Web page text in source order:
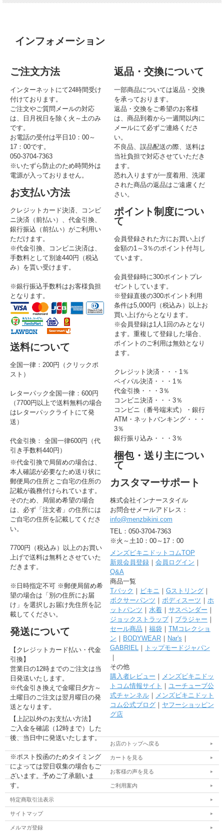
インフォメーション
ご注文方法
インターネットにて24時間受け
付けております。
ご注文やご質問メールの対応
は、日月祝日を除く火～土のみ
です。
お電話の受付は平日10：00～
17：00です。
050-3704-7363
※いたずら防止のため時間外は
電源が入っておりません。
お支払い方法
クレジットカード決済、コンビ
ニ決済（前払い）、代金引換、
銀行振込（前払い）がご利用い
ただけます。
※代金引換、コンビニ決済は、
手数料として別途440円（税込
み）を貰い受けます。
※銀行振込手数料はお客様負担
となります。
送料について
全国一律：200円（クリックポ
スト）
レターパック全国一律：600円
（7700円以上で送料無料の場合
はレターパックライトにて発
送）
代金引換： 全国一律600円（代
引き手数料440円）
※代金引換で局留めの場合は、
本人確認が必要なため送り状に
郵便局の住所とご自宅の住所の
記載が義務付けられています。
そのため、局留め希望の場合
は、必ず「注文者」の住所には
ご自宅の住所を記載してくださ
い。
7700円（税込み）以上のお買い
上げで送料は無料とさせていた
だきます。
※日時指定不可 ※郵便局留め希
望の場合は「別の住所にお届
け」を選択しお届け先住所を記
載してください。
発送について
【クレジットカード払い・代金
引換】
営業日の12時までのご注文は当
日発送いたします。
※代金引き換えで金曜日夕方～
土曜日のご注文は翌月曜日の発
送となります。
【上記以外のお支払い方法】
ご入金を確認（12時まで）した
後、当日中に発送いたします。
※ポスト投函のためタイミング
によっては翌日収集の場合もご
ざいます。予めご了承願いま
す。
返品・交換について
一部商品については返品・交換
を承っております。
返品・交換をご希望のお客様
は、商品到着から一週間以内に
メールにて必ずご連絡くださ
い。
不良品、誤品配送の際、送料は
当社負担で対応させていただき
ます。
恐れ入りますが一度着用、洗濯
された商品の返品はご遠慮くだ
さい。
ポイント制度につい
て
会員登録された方にお買い上げ
金額の1～3％のポイント付与し
ています。
会員登録時に300ポイントプレ
ゼントしています。
※登録直後の300ポイント利用
条件は5,000円（税込み）以上お
買い上げからとなります。
※会員登録は1人1回のみとなり
ます。重複して登録した場合、
ポイントのご利用は無効となり
ます。
クレジット決済・・・1％
ペイパル決済・・・1％
代金引換・・・3％
コンビニ決済・・・3％
コンビニ（番号端末式）・銀行
ATM・ネットバンキング・・・
3％
銀行振り込み・・・3％
梱包・送り主につい
て
カスタマーサポート
株式会社インナースタイル
お問合せメールアドレス：
info@menzbikini.com
TEL：050-3704-7363
※火～土10：00～17：00
メンズビキニドットコムTOP
新規会員登録｜ 会員ログイン ｜
Q&A
商品一覧
Tバック ｜ ビキニ ｜ Gストリング｜
ボクサーパンツ ｜ ボディスーツ ｜ ホ
ットパンツ ｜ 水着｜ サスペンダー ｜
ジョックストラップ｜ ブラジャー ｜
セール商品 ｜ 福袋｜ TMコレクショ
ン ｜ BODYWEAR｜ Nar's ｜
GABRIEL｜
トップモードジャパン
｜
その他
購入者レビュー ｜ メンズビキニドッ
トコム情報サイト ｜ ユーチューブ公
式チャンネル｜ メンズビキニドット
コム公式ブログ｜ ヤフーショッピン
グ店
お店のトップへ戻る
カートを見る
お客様の声を見る
ご利用案内
特定商取引法表示
サイトマップ
メルマガ登録